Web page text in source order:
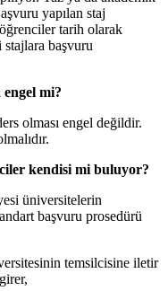
yapılan staj
tarih olarak
başvuru
mi?
olması engel değildir.
kendisi mi buluyor?
üniversitelerin
başvuru prosedürü
temsilcisine iletir